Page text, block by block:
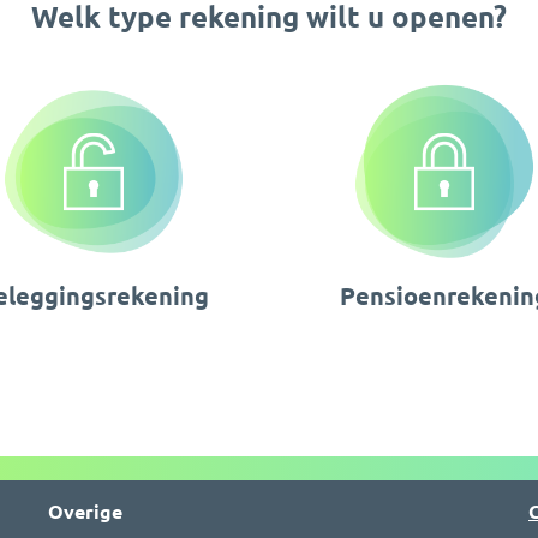
Welk type rekening wilt u openen?
Overige